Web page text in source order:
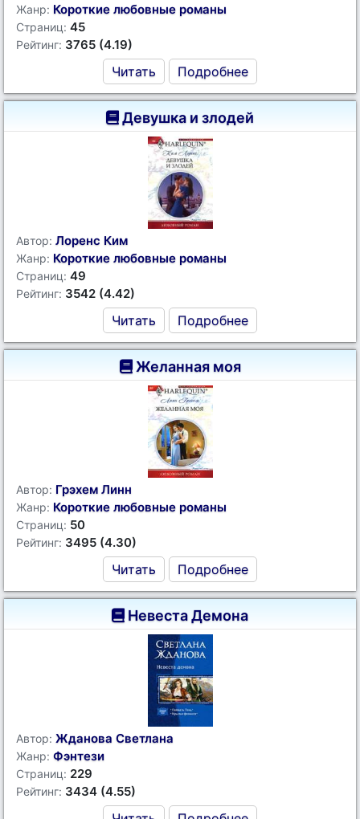
Жанр: Короткие любовные романы
Страниц: 45
Рейтинг: 3765 (4.19)
Читать Подробнее
Девушка и злодей
Автор: Лоренс Ким
Жанр: Короткие любовные романы
Страниц: 49
Рейтинг: 3542 (4.42)
Читать Подробнее
Желанная моя
Автор: Грэхем Линн
Жанр: Короткие любовные романы
Страниц: 50
Рейтинг: 3495 (4.30)
Читать Подробнее
Невеста Демона
Автор: Жданова Светлана
Жанр: Фэнтези
Страниц: 229
Рейтинг: 3434 (4.55)